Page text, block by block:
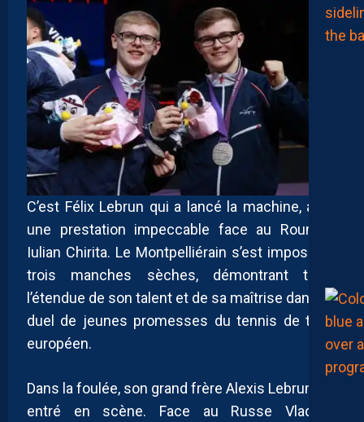
C’est Félix Lebrun qui a lancé la machine, avec
une prestation impeccable face au Roumain
Iulian Chirita. Le Montpelliérain s’est imposé en
trois manches sèches, démontrant toute
l’étendue de son talent et de sa maîtrise dans ce
duel de jeunes promesses du tennis de table
européen.
Dans la foulée, son grand frère Alexis Lebrun est
entré en scène. Face au Russe Vladimir